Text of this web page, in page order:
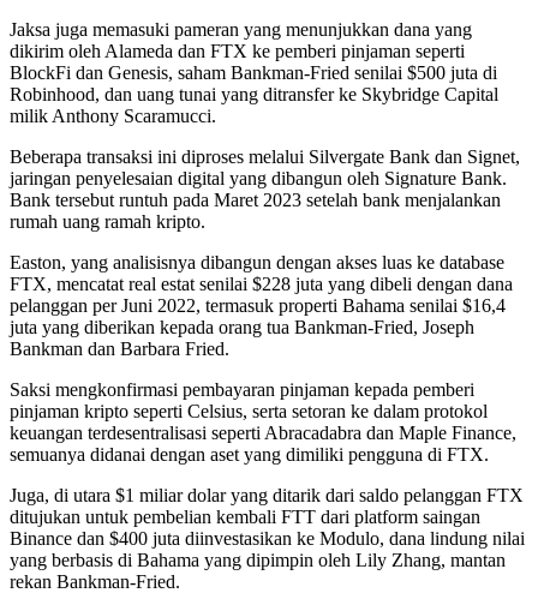
Jaksa juga memasuki pameran yang menunjukkan dana yang
dikirim oleh Alameda dan FTX ke pemberi pinjaman seperti
BlockFi dan Genesis, saham Bankman-Fried senilai $500 juta di
Robinhood, dan uang tunai yang ditransfer ke Skybridge Capital
milik Anthony Scaramucci.
Beberapa transaksi ini diproses melalui Silvergate Bank dan Signet,
jaringan penyelesaian digital yang dibangun oleh Signature Bank.
Bank tersebut runtuh pada Maret 2023 setelah bank menjalankan
rumah uang ramah kripto.
Easton, yang analisisnya dibangun dengan akses luas ke database
FTX, mencatat real estat senilai $228 juta yang dibeli dengan dana
pelanggan per Juni 2022, termasuk properti Bahama senilai $16,4
juta yang diberikan kepada orang tua Bankman-Fried, Joseph
Bankman dan Barbara Fried.
Saksi mengkonfirmasi pembayaran pinjaman kepada pemberi
pinjaman kripto seperti Celsius, serta setoran ke dalam protokol
keuangan terdesentralisasi seperti Abracadabra dan Maple Finance,
semuanya didanai dengan aset yang dimiliki pengguna di FTX.
Juga, di utara $1 miliar dolar yang ditarik dari saldo pelanggan FTX
ditujukan untuk pembelian kembali FTT dari platform saingan
Binance dan $400 juta diinvestasikan ke Modulo, dana lindung nilai
yang berbasis di Bahama yang dipimpin oleh Lily Zhang, mantan
rekan Bankman-Fried.